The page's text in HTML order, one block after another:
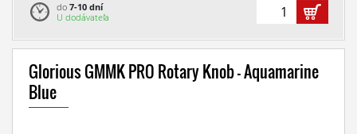
do 7-10 dní
U dodávateľa
Glorious GMMK PRO Rotary Knob - Aquamarine
Blue